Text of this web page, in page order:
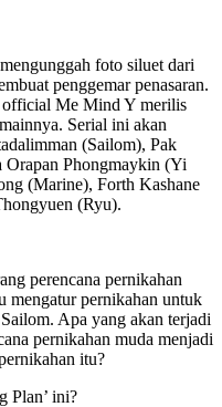
foto siluet dari
penggemar penasaran.
Me Mind Y merilis
Serial ini akan
(Sailom), Pak
Orapan Phongmaykin (Yi
(Marine), Forth Kashane
(Ryu).
perencana pernikahan
mengatur pernikahan untuk
Apa yang akan terjadi
pernikahan muda menjadi
itu?
Plan’ ini?